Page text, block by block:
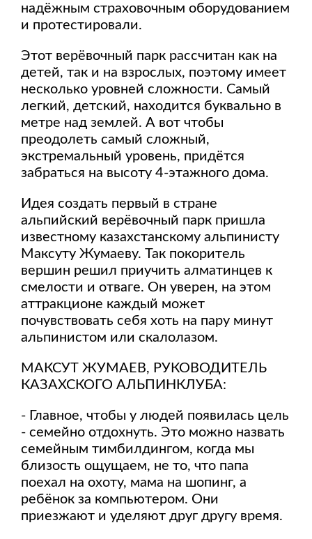
надёжным страховочным оборудованием
и протестировали.
Этот верёвочный парк рассчитан как на
детей, так и на взрослых, поэтому имеет
несколько уровней сложности. Самый
легкий, детский, находится буквально в
метре над землей. А вот чтобы
преодолеть самый сложный,
экстремальный уровень, придётся
забраться на высоту 4-этажного дома.
Идея создать первый в стране
альпийский верёвочный парк пришла
известному казахстанскому альпинисту
Максуту Жумаеву. Так покоритель
вершин решил приучить алматинцев к
смелости и отваге. Он уверен, на этом
аттракционе каждый может
почувствовать себя хоть на пару минут
альпинистом или скалолазом.
МАКСУТ ЖУМАЕВ, РУКОВОДИТЕЛЬ
КАЗАХСКОГО АЛЬПИНКЛУБА:
- Главное, чтобы у людей появилась цель
- семейно отдохнуть. Это можно назвать
семейным тимбилдингом, когда мы
близость ощущаем, не то, что папа
поехал на охоту, мама на шопинг, а
ребёнок за компьютером. Они
приезжают и уделяют друг другу время.